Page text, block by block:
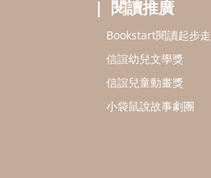
閱讀推廣
Bookstart閱讀起步走
信誼幼兒文學獎
信誼兒童動畫獎
小袋鼠說故事劇團